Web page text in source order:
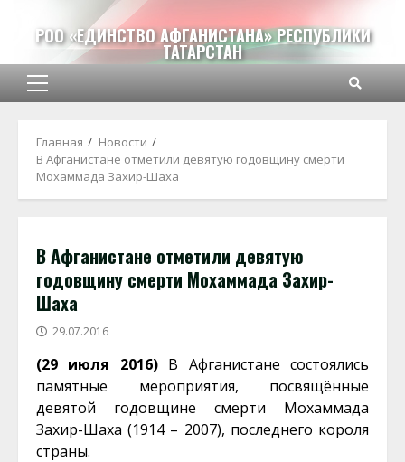
содержимому
РОО «ЕДИНСТВО АФГАНИСТАНА» РЕСПУБЛИКИ
ТАТАРСТАН
Основное
Главная
Новости
В Афганистане отметили девятую годовщину смерти
Мохаммада Захир-Шаха
В Афганистане отметили девятую
годовщину смерти Мохаммада Захир-
Шаха
29.07.2016
(29 июля 2016)В Афганистане состоялись
памятные мероприятия, посвящённые
девятой годовщине смерти Мохаммада
Захир-Шаха (1914 – 2007), последнего короля
страны.